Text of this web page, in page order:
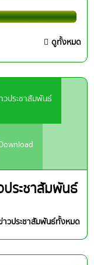
ดูทั้งหมด
วประชาสัมพันธ์
ประชาสัมพันธ์
าวประชาสัมพันธ์ทั้งหมด